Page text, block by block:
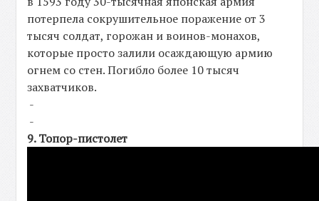
потерпела сокрушительное поражение от 3
тысяч солдат, горожан и воинов-монахов,
которые просто залили осаждающую армию
огнем со стен. Погибло более 10 тысяч
захватчиков.
-
-
9. Топор-пистолет